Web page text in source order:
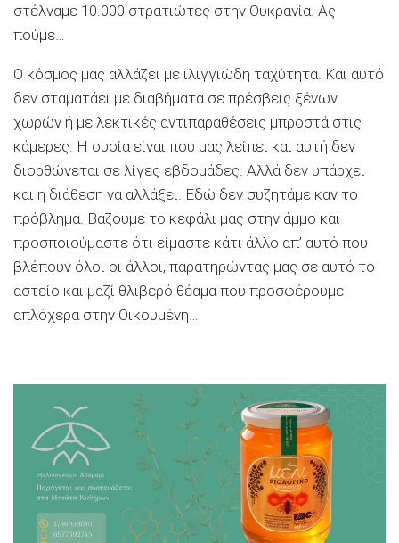
στέλναμε 10.000 στρατιώτες στην Ουκρανία. Ας
πούμε…
Ο κόσμος μας αλλάζει με ιλιγγιώδη ταχύτητα. Και αυτό
δεν σταματάει με διαβήματα σε πρέσβεις ξένων
χωρών ή με λεκτικές αντιπαραθέσεις μπροστά στις
κάμερες. Η ουσία είναι που μας λείπει και αυτή δεν
διορθώνεται σε λίγες εβδομάδες. Αλλά δεν υπάρχει
και η διάθεση να αλλάξει. Εδώ δεν συζητάμε καν το
πρόβλημα. Βάζουμε το κεφάλι μας στην άμμο και
προσποιούμαστε ότι είμαστε κάτι άλλο απ’ αυτό που
βλέπουν όλοι οι άλλοι, παρατηρώντας μας σε αυτό το
αστείο και μαζί θλιβερό θέαμα που προσφέρουμε
απλόχερα στην Οικουμένη…